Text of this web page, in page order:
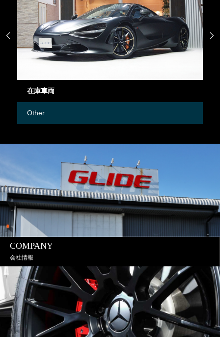
在庫車両
Other
 
COMPANY
会社情報